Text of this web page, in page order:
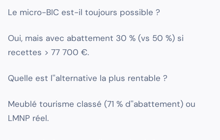
Le micro-BIC est-il toujours possible ?
Oui, mais avec abattement 30 % (vs 50 %) si
recettes > 77 700 €.
Quelle est l''alternative la plus rentable ?
Meublé tourisme classé (71 % d''abattement) ou
LMNP réel.